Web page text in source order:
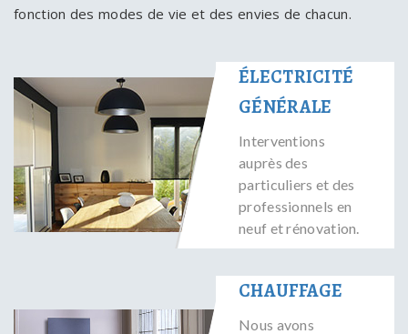
fonction des modes de vie et des envies de chacun.
ÉLECTRICITÉ
GÉNÉRALE
Interventions
auprès des
particuliers et des
professionnels en
neuf et rénovation.
CHAUFFAGE
Nous avons